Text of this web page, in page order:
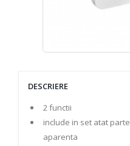
DESCRIERE
2 functii
include in set atat
aparenta